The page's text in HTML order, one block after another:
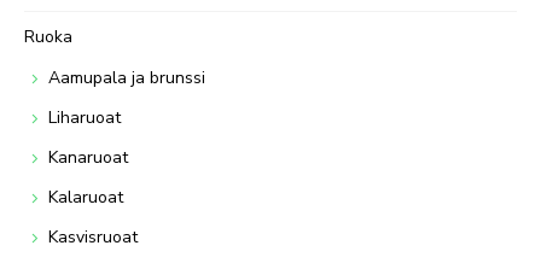
Ruoka
Aamupala ja brunssi
Liharuoat
Kanaruoat
Kalaruoat
Kasvisruoat